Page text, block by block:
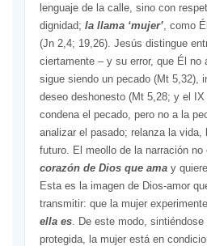
lenguaje de la calle, sino con
dignidad; la llama ‘mujer’, como
(Jn 2,4; 19,26). Jesús distingue
ciertamente – y su error, que Él no
sigue siendo un pecado (Mt 5,32),
deseo deshonesto (Mt 5,28; y el
condena el pecado, pero no a la
analizar el pasado; relanza la vida,
futuro. El meollo de la narración
corazón de Dios que amay
Esta es la imagen de Dios-amor
transmitir: que la mujer
ella es. De este modo, sintiéndose
protegida, la mujer está en